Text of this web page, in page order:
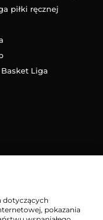
piłki ręcznej
Liga
dotyczących
pokazania